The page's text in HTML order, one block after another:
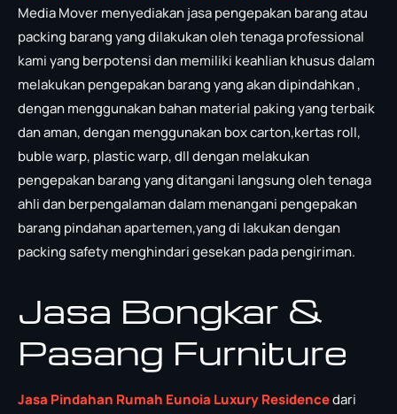
Media Mover menyediakan jasa pengepakan barang atau
packing barang yang dilakukan oleh tenaga professional
kami yang berpotensi dan memiliki keahlian khusus dalam
melakukan pengepakan barang yang akan dipindahkan ,
dengan menggunakan bahan material paking yang terbaik
dan aman, dengan menggunakan box carton,kertas roll,
buble warp, plastic warp, dll dengan melakukan
pengepakan barang yang ditangani langsung oleh tenaga
ahli dan berpengalaman dalam menangani pengepakan
barang pindahan apartemen,yang di lakukan dengan
packing safety menghindari gesekan pada pengiriman.
Jasa Bongkar &
Pasang Furniture
Jasa Pindahan Rumah Eunoia Luxury Residencedari